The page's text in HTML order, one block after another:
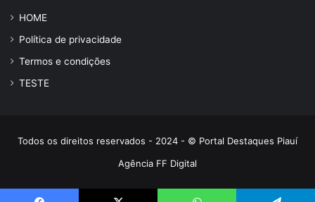
HOME
Política de privacidade
Termos e condições
TESTE
Todos os direitos reservados - 2024 - © Portal Destaques Piauí
Agência FF Digital